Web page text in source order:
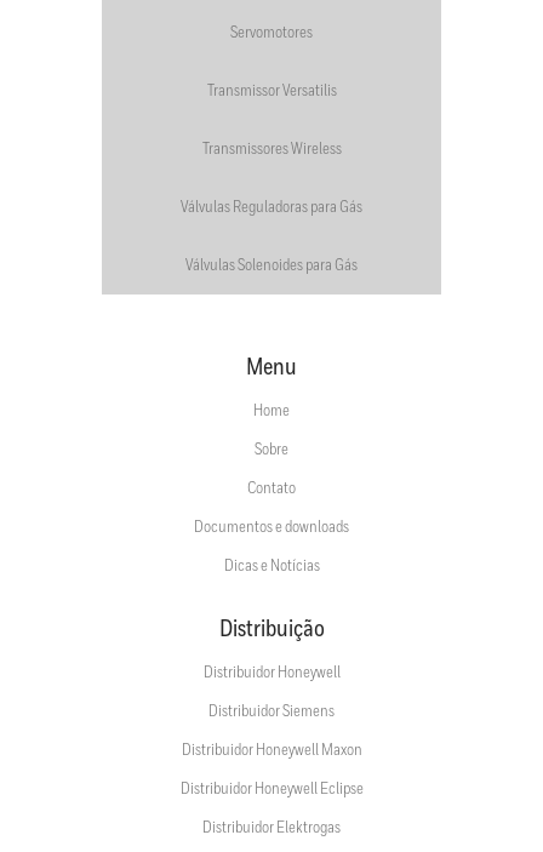
Servomotores
Transmissor Versatilis
Transmissores Wireless
Válvulas Reguladoras para Gás
Válvulas Solenoides para Gás
Menu
Home
Sobre
Contato
Documentos e downloads
Dicas e Notícias
Distribuição
Distribuidor Honeywell
Distribuidor Siemens
Distribuidor Honeywell Maxon
Distribuidor Honeywell Eclipse
Distribuidor Elektrogas